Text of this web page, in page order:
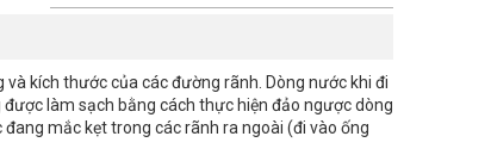
kích thước của các đường rãnh. Dòng nước khi đi
làm sạch bằng cách thực hiện đảo ngược dòng
mắc kẹt trong các rãnh ra ngoài (đi vào ống